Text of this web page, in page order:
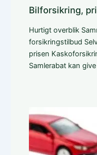
Bilforsikring,
Hurtigt overblik
forsikringstilbud
prisen
Samlerabat kan